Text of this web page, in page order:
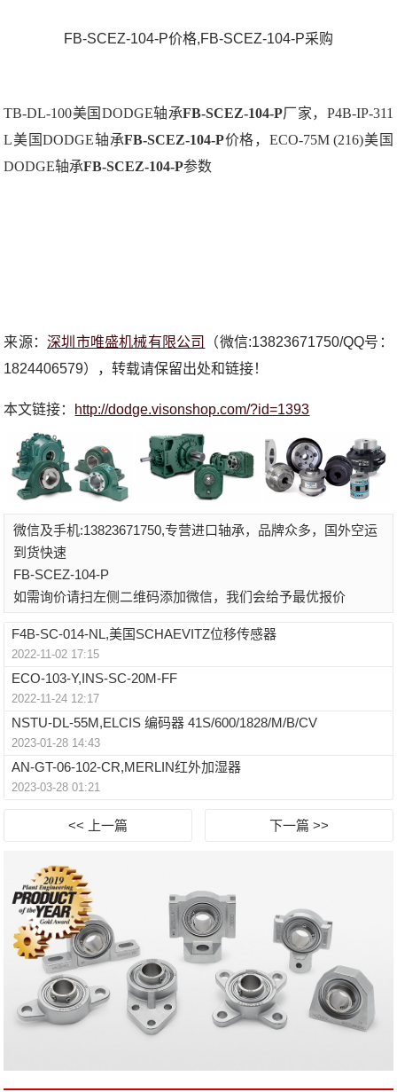
FB-SCEZ-104-P价格,FB-SCEZ-104-P采购
TB-DL-100美国DODGE轴承FB-SCEZ-104-P厂家，P4B-IP-311
L美国DODGE轴承FB-SCEZ-104-P价格，ECO-75M (216)美国
DODGE轴承FB-SCEZ-104-P参数
来源：深圳市唯盛机械有限公司
（微信:13823671750/QQ号：
1824406579），转载请保留出处和链接！
本文链接： http://dodge.visonshop.com/?id=1393
微信及手机:13823671750,专营进口轴承，品牌众多，国外空运
到货快速
FB-SCEZ-104-P
如需询价请扫左侧二维码添加微信，我们会给予最优报价
F4B-SC-014-NL,美国SCHAEVITZ位移传感器
2022-11-02 17:15
ECO-103-Y,INS-SC-20M-FF
2022-11-24 12:17
NSTU-DL-55M,ELCIS 编码器 41S/600/1828/M/B/CV
2023-01-28 14:43
AN-GT-06-102-CR,MERLIN红外加湿器
2023-03-28 01:21
<< 上一篇 下一篇 >>